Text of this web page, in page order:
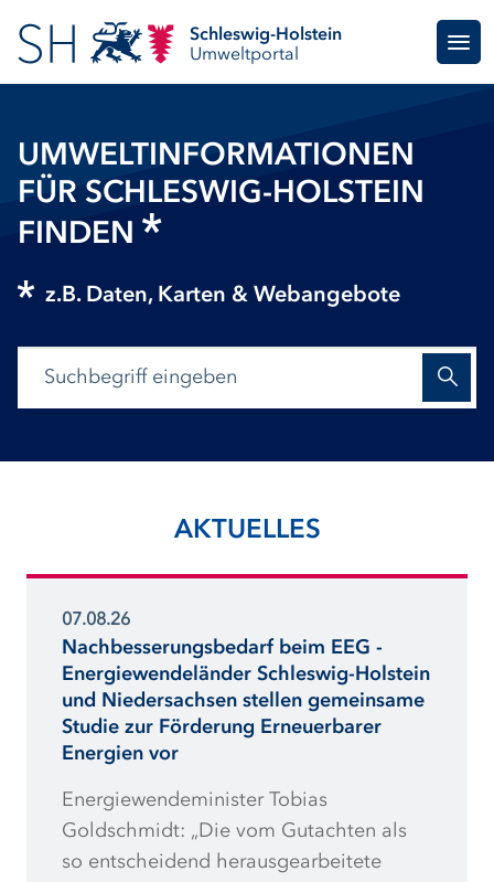
Schleswig-Holstein
Umweltportal
UMWELTINFORMATIONEN
FÜR SCHLESWIG-HOLSTEIN
FINDEN
z.B. Daten, Karten & Webangebote
AKTUELLES
07.08.26
Nachbesserungsbedarf beim EEG -
Energiewendeländer Schleswig-Holstein
und Niedersachsen stellen gemeinsame
Studie zur Förderung Erneuerbarer
Energien vor
Energiewendeminister Tobias
Goldschmidt: „Die vom Gutachten als
so entscheidend herausgearbeitete